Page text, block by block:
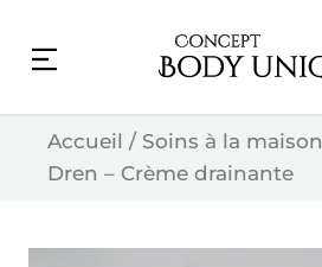
Accueil / Soins à la maison
Dren – Crème drainante